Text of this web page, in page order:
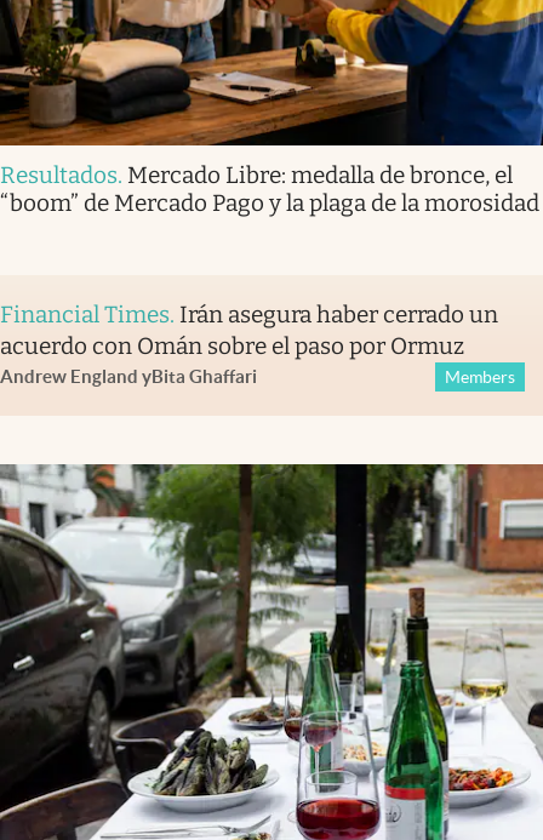
Resultados. Mercado Libre: medalla de bronce, el
“boom” de Mercado Pago y la plaga de la morosidad
Financial Times. Irán asegura haber cerrado un
acuerdo con Omán sobre el paso por Ormuz
Andrew England yBita Ghaffari Members